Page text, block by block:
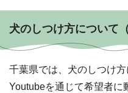
犬のしつけ方について
千葉県では、犬のしつけ
Youtubeを通じて希望者に